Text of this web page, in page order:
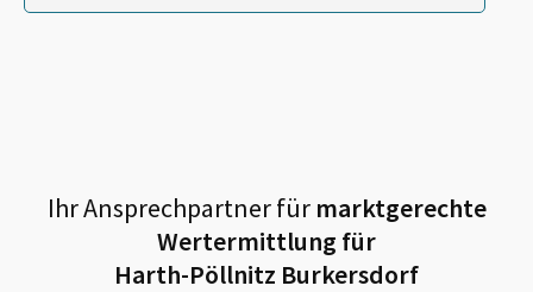
Ihr Ansprechpartner fürmarktgerechte
Wertermittlung für
Harth-Pöllnitz Burkersdorf